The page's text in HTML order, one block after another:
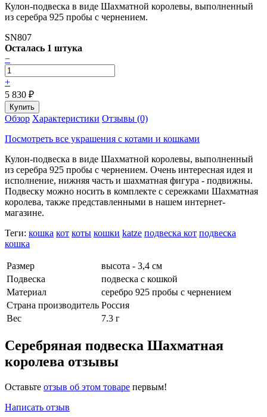
Кулон-подвеска в виде Шахматной королевы, выполненный
из серебра 925 пробы с чернением.
SN807
Осталась 1 штука
−
+
5 830 ₽
Обзор Характеристики Отзывы (0)
Посмотреть все украшения с котами и кошками
Кулон-подвеска в виде Шахматной королевы, выполненный
из серебра 925 пробы с чернением. Очень интересная идея и
исполнение, нижняя часть и шахматная фигура - подвижны.
Подвеску можно носить в комплекте с сережками Шахматная
королева, также представленными в нашем интернет-
магазине.
Теги: кошка кот коты кошки katze подвеска кот подвеска
кошка
Размер
высота - 3,4 см
Подвеска
подвеска с кошкой
Материал
серебро 925 пробы с чернением
Страна производитель Россия
Вес
7.3 г
Серебряная подвеска Шахматная
королева отзывы
Оставьте отзыв об этом товаре первым!
Написать отзыв